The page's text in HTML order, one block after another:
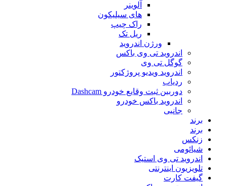
آلوینر
های سیلیکون
راک چیپ
ریل تک
ورژن اندروید
اندروید تی‌ وی باکس
گوگل تی وی
اندروید ویدیو پروژکتور
ردیاب
دوربین ثبت وقایع خودرو Dashcam
اندروید باکس خودرو
جانبی
برند
برند
زنکس
شیائومی
اندروید تی وی استیک
تلویزیون اینترنتی
گیفت کارت